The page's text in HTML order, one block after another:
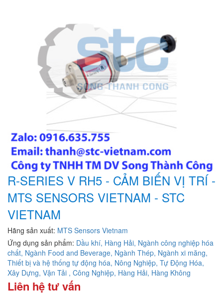
R-SERIES V RH5 - CẢM BIẾN VỊ TRÍ -
MTS SENSORS VIETNAM - STC
VIETNAM
Hãng sản xuất: MTS Sensors Vietnam
Ứng dụng sản phẩm: Dầu khí, Hàng Hải, Ngành công nghiệp hóa
chất, Ngành Food and Beverage, Ngành Thép, Ngành xi măng,
Thiết bị và hệ thống tự động hóa, Nông Nghiệp, Tự Động Hóa,
Xây Dựng, Vận Tải , Công Nghiệp, Hàng Hải, Hàng Không
Liên hệ tư vấn